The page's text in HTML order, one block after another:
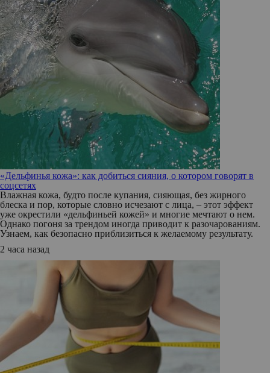
«Дельфинья кожа»: как добиться сияния, о котором говорят в
соцсетях
Влажная кожа, будто после купания, сияющая, без жирного
блеска и пор, которые словно исчезают с лица, – этот эффект
уже окрестили «дельфиньей кожей» и многие мечтают о нем.
Однако погоня за трендом иногда приводит к разочарованиям.
Узнаем, как безопасно приблизиться к желаемому результату.
2 часа назад